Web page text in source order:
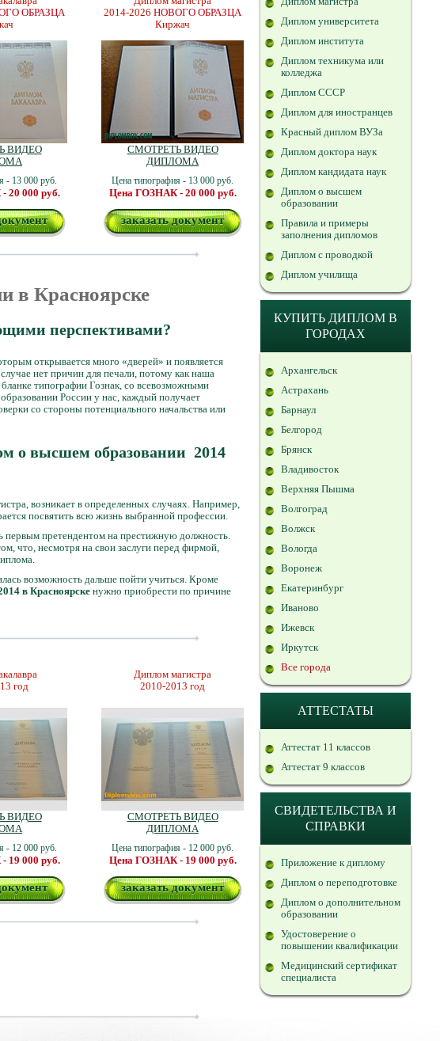
ОБРАЗЦА
ВИДЕО
- 13 000 руб.
20 000 руб.
2014-2026 НОВОГО ОБРАЗЦА
Киржач
СМОТРЕТЬ ВИДЕО
ДИПЛОМА
Цена типография - 13 000 руб.
Цена ГОЗНАК - 20 000 руб.
заказать документ
в Красноярске
перспективами?
открывается много «дверей» и появляется
нет причин для печали, потому как наша
типографии Гознак, со всевозможными
России у нас, каждый получает
со стороны потенциального начальства или
о высшем образовании 2014
возникает в определенных случаях. Например,
посвятить всю жизнь выбранной профессии.
первым претендентом на престижную должность.
что, несмотря на свои заслуги перед фирмой,
возможность дальше пойти учиться. Кроме
в Красноярске нужно приобрести по причине
год
ВИДЕО
- 12 000 руб.
19 000 руб.
Диплом магистра
2010-2013 год
СМОТРЕТЬ ВИДЕО
ДИПЛОМА
Цена типография - 12 000 руб.
Цена ГОЗНАК - 19 000 руб.
заказать документ
Диплом университета
Диплом института
Диплом техникума или
колледжа
Диплом СССР
Диплом для иностранцев
Красный диплом ВУЗа
Диплом доктора наук
Диплом кандидата наук
Диплом о высшем
образовании
Правила и примеры
заполнения дипломов
Диплом с проводкой
Диплом училища
КУПИТЬ ДИПЛОМ В
ГОРОДАХ
Архангельск
Астрахань
Барнаул
Белгород
Брянск
Владивосток
Верхняя Пышма
Волгоград
Волжск
Вологда
Воронеж
Екатеринбург
Иваново
Ижевск
Иркутск
Все города
АТТЕСТАТЫ
Аттестат 11 классов
Аттестат 9 классов
СВИДЕТЕЛЬСТВА И
СПРАВКИ
Приложение к диплому
Диплом о переподготовке
Диплом о дополнительном
образовании
Удостоверение о
повышении квалификации
Медицинский сертификат
специалиста